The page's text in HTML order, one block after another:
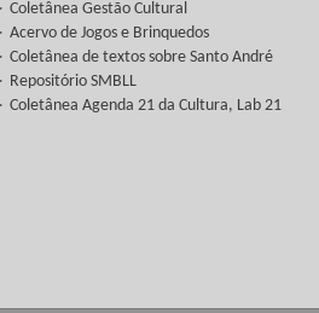
Coletânea Gestão Cultural
Acervo de Jogos e Brinquedos
Coletânea de textos sobre Santo André
Repositório SMBLL
Coletânea Agenda 21 da Cultura, Lab 21